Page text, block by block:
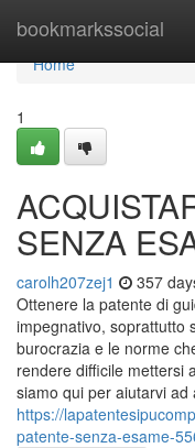
bookmarkssocial
Home
Home
1
SENZA
carolh207zej1 357
Ottenere la patente di
impegnativo, soprattutto
burocrazia e le norme
rendere difficile mettersi
siamo qui per aiutarvi
https://
patente-senza-esame-